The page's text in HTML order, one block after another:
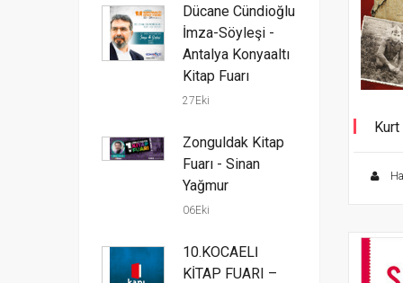
Dücane Cündioğlu
İmza-Söyleşi -
Antalya Konyaaltı
Kitap Fuarı
27Eki
Zonguldak Kitap
Fuarı - Sinan
Yağmur
06Eki
10.KOCAELİ
KİTAP FUARI –